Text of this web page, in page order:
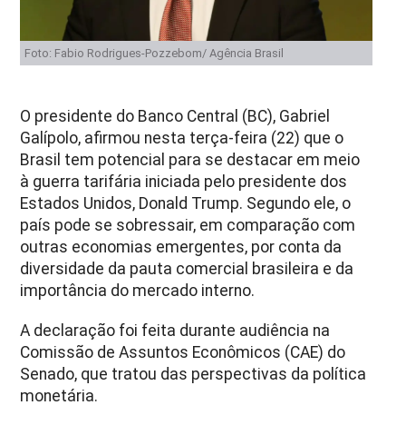
Foto: Fabio Rodrigues-Pozzebom/ Agência Brasil
O presidente do Banco Central (BC), Gabriel
Galípolo, afirmou nesta terça-feira (22) que o
Brasil tem potencial para se destacar em meio
à guerra tarifária iniciada pelo presidente dos
Estados Unidos, Donald Trump. Segundo ele, o
país pode se sobressair, em comparação com
outras economias emergentes, por conta da
diversidade da pauta comercial brasileira e da
importância do mercado interno.
A declaração foi feita durante audiência na
Comissão de Assuntos Econômicos (CAE) do
Senado, que tratou das perspectivas da política
monetária.